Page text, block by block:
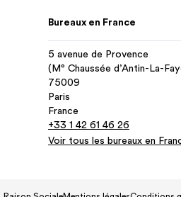
Bureaux en France
5 avenue de Provence
(M° Chaussée d’Antin-La-
75009
Paris
France
+33 1 42 61 46 26
Voir tous les bureaux en